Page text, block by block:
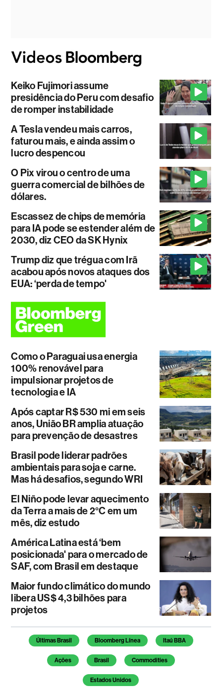
Keiko Fujimori assume
presidência do Peru com desafio
de romper instabilidade
A Tesla vendeu mais carros,
faturou mais, e ainda assim o
lucro despencou
O Pix virou o centro de uma
guerra comercial de bilhões de
dólares.
Escassez de chips de memória
para IA pode se estender além de
2030, diz CEO da SK Hynix
Trump diz que trégua com Irã
acabou após novos ataques dos
EUA: ‘perda de tempo'
Como o Paraguai usa energia
100% renovável para
impulsionar projetos de
tecnologia e IA
Após captar R$ 530 mi em seis
anos, União BR amplia atuação
para prevenção de desastres
Brasil pode liderar padrões
ambientais para soja e carne.
Mas há desafios, segundo WRI
El Niño pode levar aquecimento
da Terra a mais de 2°C em um
mês, diz estudo
América Latina está ‘bem
posicionada' para o mercado de
SAF, com Brasil em destaque
Maior fundo climático do mundo
libera US$ 4,3 bilhões para
projetos
Temas deste artigo
Últimas Brasil Bloomberg Línea Itaú BBA
Ações Brasil Commodities
Estados Unidos